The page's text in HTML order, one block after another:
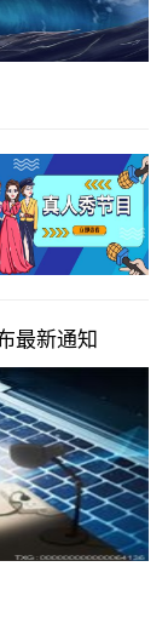
最新通知